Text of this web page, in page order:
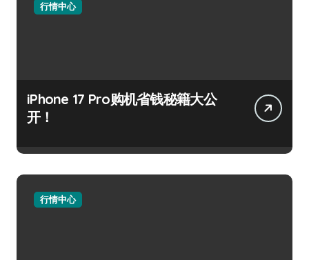
行情中心
iPhone 17 Pro购机省钱秘籍大公
开！
行情中心